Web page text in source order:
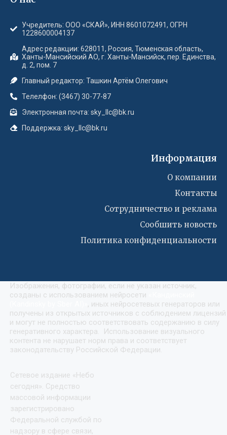
Учредитель: ООО «СКАЙ», ИНН 8601072491, ОГРН
1228600004137
Адрес редакции: 628011, Россия, Тюменская область,
Ханты-Мансийский АО, г. Ханты-Мансийск, пер. Единства,
д. 2, пом. 7
Главный редактор: Ташкин Артём Олегович
Телелфон: (3467) 30-77-87
Электронная почта: sky_llc@bk.ru
Поддержка: sky_llc@bk.ru
Информация
О компании
Контакты
Сотрудничество и реклама
Сообшить новость
Политика конфиденциальности
Изображения, фотографии, если не указан источник,
созданы с использованием нейросети
, иных нейросетевых генераторов или
получены из открытых источников с соблюдением лицензий
и могут не полностью соответствовать содержанию в силу
генеративного характера. Использование визуального
контента не нарушает норм права и соответствует
законодательству Российской Федерации.
Сетевое издание «Небо
сегодня». Средство
массовой информации
зарегистрировано
Федеральной службой по
надзору в сфере связи,